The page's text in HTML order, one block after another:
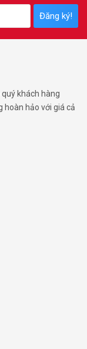
Đăng ký!
khách hàng
hoàn hảo với giá cả